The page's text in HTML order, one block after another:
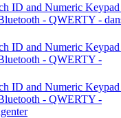
ID and Numeric
- QWERTY -
ID and Numeric
- QWERTY -
ID and Numeric
- QWERTY -